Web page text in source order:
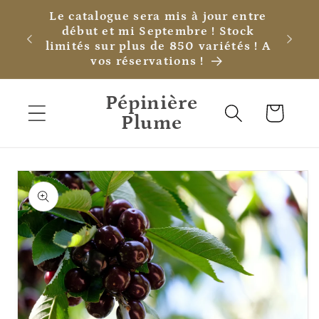
passer
au
contenu
Le catalogue sera mis à jour entre
début et mi Septembre ! Stock
limités sur plus de 850 variétés ! A
vos réservations !
Pépinière
Plume
Panier
Passer aux
informations
produits